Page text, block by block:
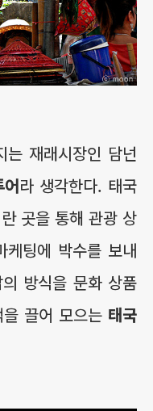
재래시장인 담넌
어라 생각한다. 태국
곳을 통해 관광 상
팅에 박수를 보내
방식을 문화 상품
끌어 모으는 태국